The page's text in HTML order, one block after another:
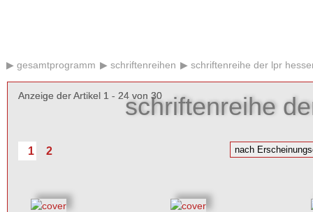
gesamtprogramm schriftenreihen schriftenreihe der lpr
schriftenreihe
Anzeige der Artikel 1 - 24 von 30
1 2
Anzeige der Artikel 1 - 24 von 30